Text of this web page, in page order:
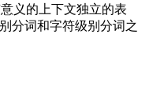
义的上下文独立的表
分词和字符级别分词之